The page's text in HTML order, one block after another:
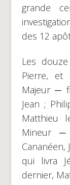
grande
des 12
Les
Pierre, et
Majeur ─
Jean ;
Matthieu
Mineur
Cananéen,
qui livra
dernier,